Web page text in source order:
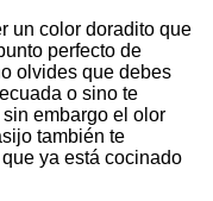
un color doradito que
perfecto de
olvides que debes
o sino te
embargo el olor
también te
ya está cocinado